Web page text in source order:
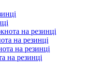
на резинці
на резинці